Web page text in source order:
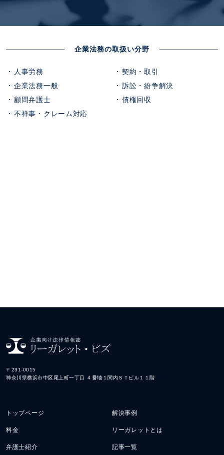
企業法務の取扱い分野
人事労務
契約・取引
企業法務一般
訴訟・紛争解決
顧問弁護士
債権回収
不祥事・クレーム対応
〒231-0015
神奈川県横浜市中区尾上町一丁目
４番地１関内ＳＴビル１１階
トップページ 解決事例
料金 リーガレットとは
弁護士紹介 記事一覧